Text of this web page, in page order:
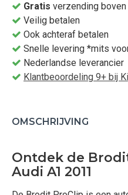
Gratis verzending boven
Veilig betalen
Ook achteraf betalen
Snelle levering *mits
Nederlandse leverancier
Klantbeoordeling 9+ bij
OMSCHRIJVING
Ontdek de
Audi A1 2011